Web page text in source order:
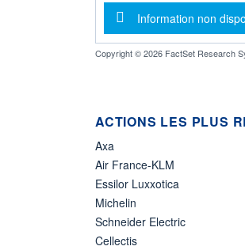
Message
Information non
Copyright © 2026 FactSet Research
ACTIONS LES PLUS
Axa
Air France-KLM
Essilor Luxxotica
Michelin
Schneider Electric
Cellectis